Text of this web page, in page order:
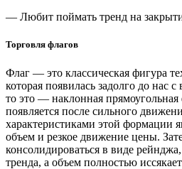
— Любит поймать тренд на
Торговля флагов
Флаг — это классическая фигура
которая появилась задолго до нас
то это — наклонная прямоугольная
появляется после сильного
характеристиками этой
объем и резкое движение цены.
консолидироваться в виде
тренда, а объем полностью